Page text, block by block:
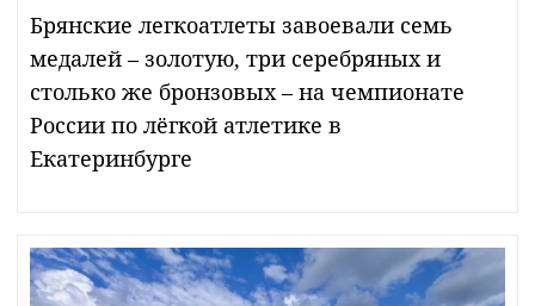
Брянские легкоатлеты завоевали семь
медалей – золотую, три серебряных и
столько же бронзовых – на чемпионате
России по лёгкой атлетике в
Екатеринбурге